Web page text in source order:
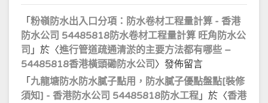
「 粉嶺防水出入口分項：防水卷材工程量計算 - 香港
防水公司 54485818防水卷材工程量計算 旺角防水公
司 」於〈進行管道疏通清淤的主要方法都有哪些 –
54485818香港橫頭磡防水公司 〉發佈留言
「 九龍塘防水防水膩子點用，防水膩子優點盤點[裝修
須知] - 香港防水公司 54485818防水工程 」於〈香港